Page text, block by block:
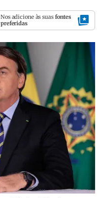
Nos adicione às suas fontes
preferidas